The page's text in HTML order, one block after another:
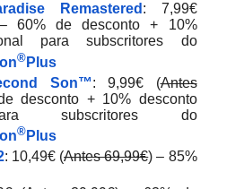
Remastered : 7,99€
60% de desconto + 10%
para subscritores do
®Plus
Son™: 9,99€ (Antes
desconto + 10% desconto
subscritores do
®Plus
: 10,49€ (Antes 69,99€) – 85%